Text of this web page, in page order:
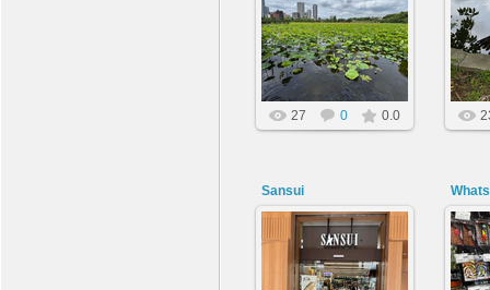
30.06.2026
amnesiac
27 0 0.0
Sansui
30.06.2026